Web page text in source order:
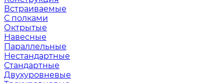
Встраиваемые
С полками
Октрытые
Навесные
Параллельные
Нестандартные
Стандартные
Двухуровневые